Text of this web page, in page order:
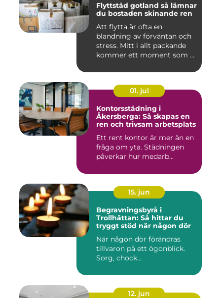
Flyttstäd gotland så lämnar
du bostaden skinande ren
Att flytta är ofta en
blandning av förväntan och
stress. Mitt i allt packande
kommer ett moment som ...
01. jul
Kontorsstädning i
Åkersberga: Så skapas en
ren och trivsam arbetsplats
Ett rent kontor är mer än en
fråga om yta. Städningen
påverkar hur medarb...
15. jun
Begravningsbyrå i
Trollhättan: Så hittar du
tryggt stöd när någon dör
När någon dör förändras
tillvaron på ett ögonblick.
Sorg, chock...
12. jun